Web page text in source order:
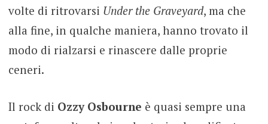
volte di ritrovarsi Under the Graveyard, ma che
alla fine, in qualche maniera, hanno trovato il
modo di rialzarsi e rinascere dalle proprie
ceneri.
Il rock di Ozzy Osbourne è quasi sempre una